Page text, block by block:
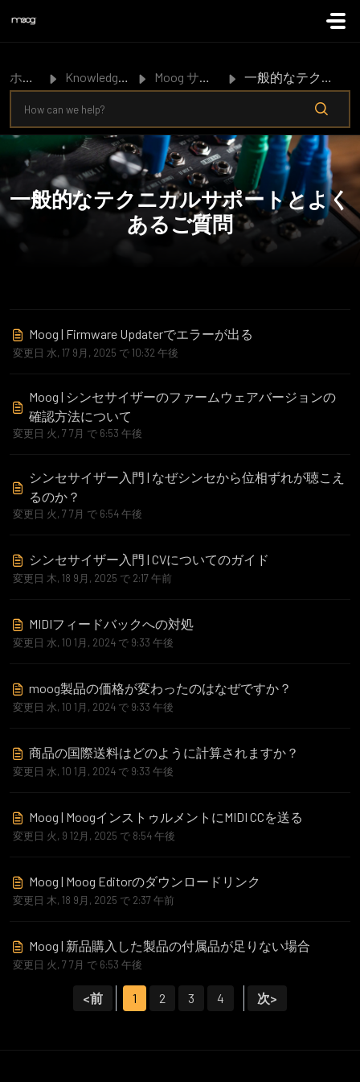
ホーム Knowledge Base Moog サポート 一般的なテクニカルサポートとよくあるご質問
一般的なテクニカルサポートとよく
あるご質問
Moog | Firmware Updaterでエラーが出る
変更日 水, 17 9月, 2025 で 10:32 午後
Moog | シンセサイザーのファームウェアバージョンの
確認方法について
変更日 火, 7 7月 で 6:53 午後
シンセサイザー入門 | なぜシンセから位相ずれが聴こえ
るのか？
変更日 火, 7 7月 で 6:54 午後
シンセサイザー入門 | CVについてのガイド
変更日 木, 18 9月, 2025 で 2:17 午前
MIDIフィードバックへの対処
変更日 水, 10 1月, 2024 で 9:33 午後
moog製品の価格が変わったのはなぜですか？
変更日 水, 10 1月, 2024 で 9:33 午後
商品の国際送料はどのように計算されますか？
変更日 水, 10 1月, 2024 で 9:33 午後
Moog | MoogインストゥルメントにMIDI CCを送る
変更日 火, 9 12月, 2025 で 8:54 午後
Moog | Moog Editorのダウンロードリンク
変更日 木, 18 9月, 2025 で 2:37 午前
Moog | 新品購入した製品の付属品が足りない場合
変更日 火, 7 7月 で 6:53 午後
<前 1 2 3 4 次>